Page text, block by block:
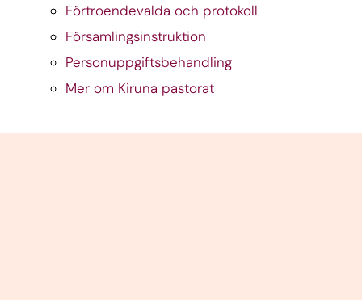
Förtroendevalda och protokoll
Församlingsinstruktion
Personuppgiftsbehandling
Mer om Kiruna pastorat